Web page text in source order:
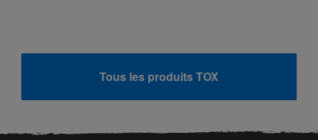
Tous les produits TOX